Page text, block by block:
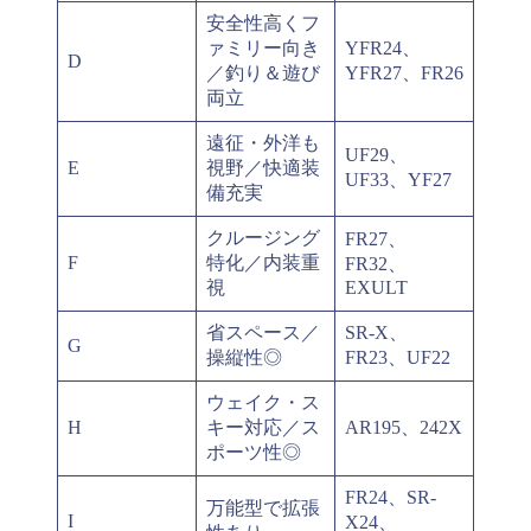
D
安全性高くフ
ァミリー向き
／釣り＆遊び
両立
YFR24、
YFR27、FR26
E
遠征・外洋も
視野／快適装
備充実
UF29、
UF33、YF27
F
クルージング
特化／内装重
視
FR27、
FR32、
EXULT
G
省スペース／
操縦性◎
SR-X、
FR23、UF22
H
ウェイク・ス
キー対応／ス
ポーツ性◎
AR195、242X
I
万能型で拡張
FR24、SR-
X24、